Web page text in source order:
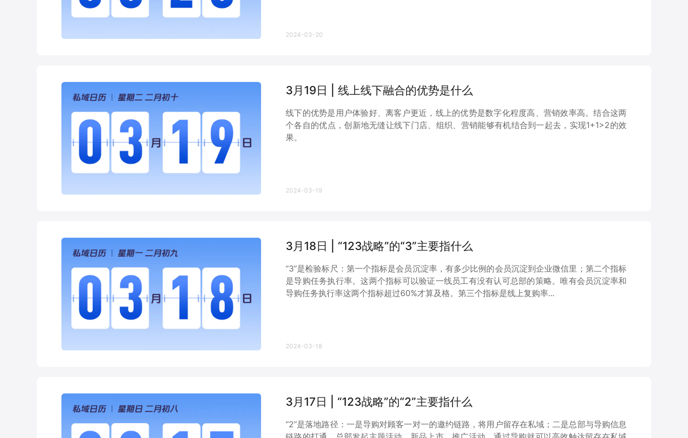
2024-03-20
3月19日 | 线上线下融合的优势是什么
线下的优势是用户体验好、离客户更近，线上的优势是数字化程度高、营销效率高。结合这两
个各自的优点，创新地无缝让线下门店、组织、营销能够有机结合到一起去，实现1+1>2的效
果。
2024-03-19
3月18日 | “123战略”的“3”主要指什么
“3”是检验标尺：第一个指标是会员沉淀率，有多少比例的会员沉淀到企业微信里；第二个指标
是导购任务执行率。这两个指标可以验证一线员工有没有认可总部的策略。唯有会员沉淀率和
导购任务执行率这两个指标超过60%才算及格。第三个指标是线上复购率...
2024-03-18
3月17日 | “123战略”的“2”主要指什么
“2”是落地路径：一是导购对顾客一对一的邀约链路，将用户留存在私域；二是总部与导购信息